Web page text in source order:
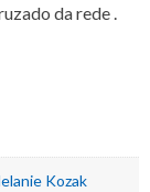
da rede .
Kozak